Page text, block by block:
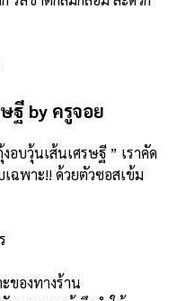
ฐี by ครูจอย
อบวุ้นเส้นเศรษฐี ” เราคัด
ฉพาะ!! ด้วยตัวซอสเข้ม
ของทางร้าน